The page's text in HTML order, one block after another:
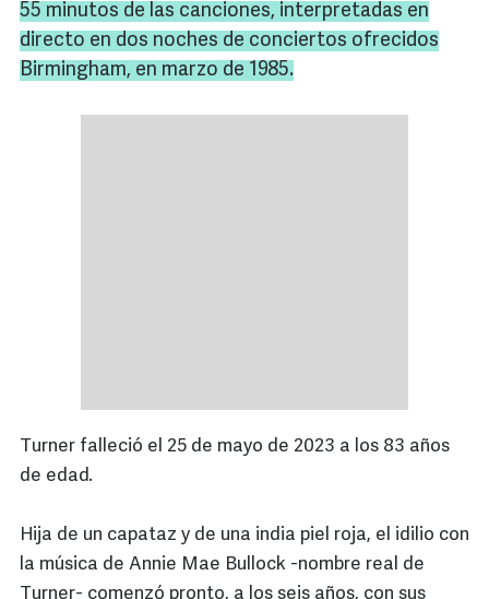
55 minutos de las canciones, interpretadas en
directo en dos noches de conciertos ofrecidos
Birmingham, en marzo de 1985.
Turner falleció el 25 de mayo de 2023 a los 83 años
de edad.
Hija de un capataz y de una india piel roja, el idilio con
la música de Annie Mae Bullock -nombre real de
Turner- comenzó pronto, a los seis años, con sus